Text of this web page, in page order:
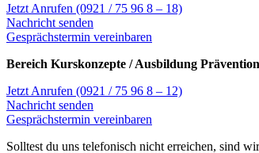
Jetzt Anrufen (0921 / 75 96 8 – 18)
Nachricht senden
Gesprächstermin vereinbaren
Bereich Kurskonzepte / Ausbildung
Jetzt Anrufen (0921 / 75 96 8 – 12)
Nachricht senden
Gesprächstermin vereinbaren
Solltest du uns telefonisch nicht erreichen, sind